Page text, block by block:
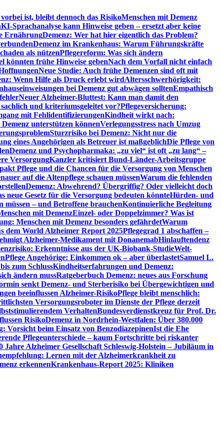
ist, bleibt dennoch das RisikoMenschen mit Demenz
KI-Sprachanalyse kann Hinweise geben – ersetzt aber keine
ErnährungDemenz: Wer hat hier eigentlich das Problem?
Demenz im Krankenhaus: Warum Führungskräfte
als nützenPflegereform: Was sich ändern
könnten frühe Hinweise gebenNach dem Vorfall nicht einfach
Neue Studie: Auch frühe Demenzen sind oft mit
Wenn Hilfe als Druck erlebt wirdAltersschwerhörigkeit:
bei Demenz gut abwägen solltenEmpathisch
Neuer Alzheimer-Bluttest: Kann man damit den
und kriteriumsgeleitet vor?Pflegeversicherung:
mit FehlidentifizierungenKindheit wirkt nach:
unterstützen könnenVerlegungsstress nach Umzug
Sturzrisiko bei Demenz: Nicht nur die
eines Angehörigen als Betreuer ist maßgeblichDie Pflege von
Demenz und Psychopharmaka: „zu viel“ ist oft „zu lang“ –
VersorgungKanzler kritisiert Bund-Länder-Arbeitsgruppe
Pflege und die Chancen für die Versorgung von Menschen
auf die Altenpflege schauen müssenWarum die fehlenden
Demenz: Abwehrend? Übergriffig? Oder vielleicht doch
neue Gesetz für die Versorgung bedeuten könnteHürden- und
– und Betroffene brauchenKontinuierliche Begleitung
mit DemenzEinzel- oder Doppelzimmer? Was ist
Menschen mit Demenz besonders gefährdetWarum
dem World Alzheimer Report 2025Pflegegrad 1 abschaffen –
Alzheimer-Medikament mit DonanemabHinlauftendenz
Erkenntnisse aus der UK-Biobank-StudieWelt-
Pflege Angehörige: Einkommen ok – aber überlastetSamuel L.
zum SchlussKindheitserfahrungen und Demenz:
ändern mussRatgeberbuch Demenz: neues aus Forschung
senkt Demenz- und Sterberisiko bei Übergewichtigen und
beeinflussen Alzheimer-RisikoPflege bleibt menschlich:
Versorgungsroboter im Dienste der Pflege derzeit
VerhaltenBundesverdienstkreuz für Prof. Dr.
RisikoDemenz in Nordrhein-Westfalen: Über 380.000
Vorsicht beim Einsatz von BenzodiazepinenIst die Ehe
Pflegeunterschiede – kaum Fortschritte bei riskanter
Jahre Alzheimer Gesellschaft Schleswig-Holstein – Jubiläum in
Lernen mit der Alzheimerkrankheit zu
erkennenKrankenhaus-Report 2025: Kliniken